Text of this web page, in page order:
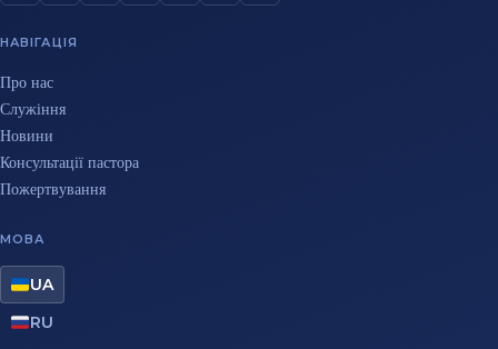
НАВІГАЦІЯ
Про нас
Служіння
Новини
Консультації пастора
Пожертвування
МОВА
UA
RU